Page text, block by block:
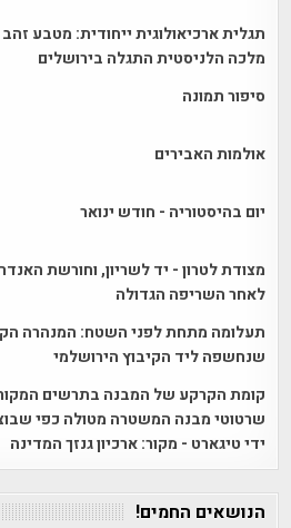
תגלית ארכיאולוגית ייחודית: מטבע
מלכה הלניסטית התגלה בירושלים
סיפור תמונה
אולמות האבירים
יום בהיסטוריה - חודש ינואר
מצודת לטרון - יד לשריון, וחורשת
לאחר השריפה הגדולה
תעלומה מתחת לפני השטח: המנהרה
שנחשפה ליד הקיבוץ הירושלמי
קומת הקרקע של המבנה בתרשים
שרטוטי מבנה המשטרה מטולה כפי
ידי טיגארט - מקור: ארכיון גנזך המדינה
הנושאים החמים!